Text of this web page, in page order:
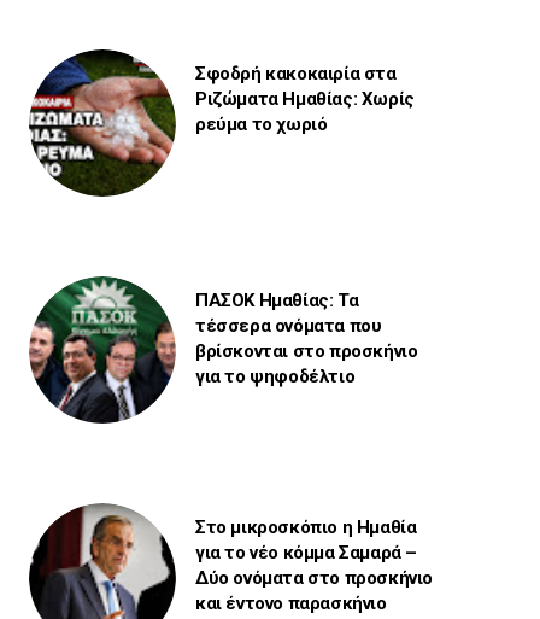
Σφοδρή κακοκαιρία στα
Ριζώματα Ημαθίας: Χωρίς
ρεύμα το χωριό
ΠΑΣΟΚ Ημαθίας: Τα
τέσσερα ονόματα που
βρίσκονται στο προσκήνιο
για το ψηφοδέλτιο
Στο μικροσκόπιο η Ημαθία
για το νέο κόμμα Σαμαρά –
Δύο ονόματα στο προσκήνιο
και έντονο παρασκήνιο